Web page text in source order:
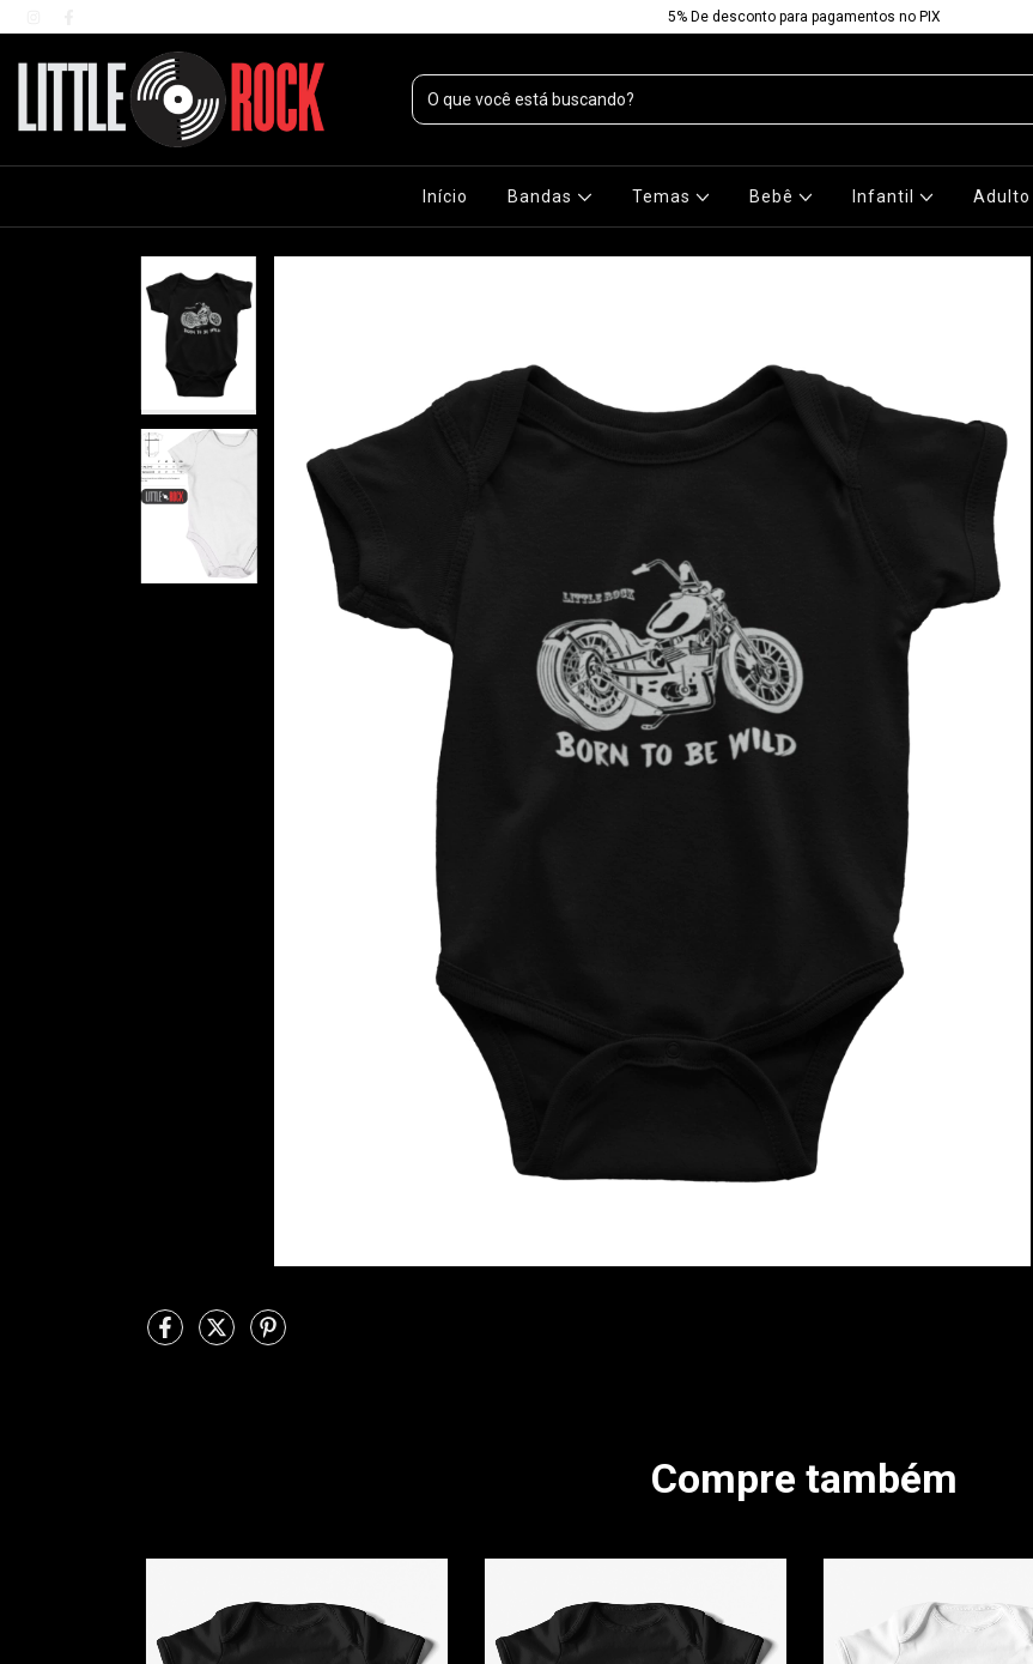
5% De desconto para pagamentos no PIX
Início Bandas Temas Bebê Infantil Adulto
Compre também